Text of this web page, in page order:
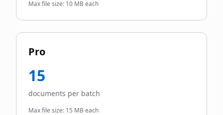
Max file size: 10 MB each
Pro
15
documents per batch
Max file size: 15 MB each